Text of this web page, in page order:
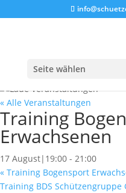
Seite wählen
« Alle Veranstaltungen
Training
Erwachsenen
17 August|19:00 - 21:00
« Training Bogensport
Training BDS Schützengruppe